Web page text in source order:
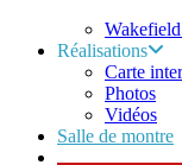
Réalisations
Carte
Photos
Vidéos
Salle de montre